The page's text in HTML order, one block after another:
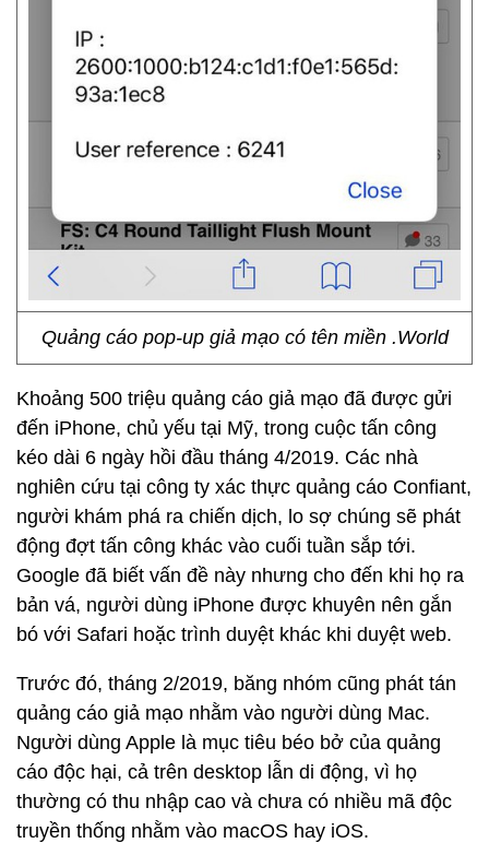
Quảng cáo pop-up giả mạo có tên miền .World
Khoảng 500 triệu quảng cáo giả mạo đã được gửi
đến iPhone, chủ yếu tại Mỹ, trong cuộc tấn công
kéo dài 6 ngày hồi đầu tháng 4/2019. Các nhà
nghiên cứu tại công ty xác thực quảng cáo Confiant,
người khám phá ra chiến dịch, lo sợ chúng sẽ phát
động đợt tấn công khác vào cuối tuần sắp tới.
Google đã biết vấn đề này nhưng cho đến khi họ ra
bản vá, người dùng iPhone được khuyên nên gắn
bó với Safari hoặc trình duyệt khác khi duyệt web.
Trước đó, tháng 2/2019, băng nhóm cũng phát tán
quảng cáo giả mạo nhằm vào người dùng Mac.
Người dùng Apple là mục tiêu béo bở của quảng
cáo độc hại, cả trên desktop lẫn di động, vì họ
thường có thu nhập cao và chưa có nhiều mã độc
truyền thống nhằm vào macOS hay iOS.